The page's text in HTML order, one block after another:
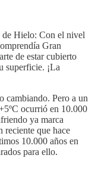
de Hielo: Con el nivel
Gran
de estar cubierto
superficie. ¡La
cambiando. Pero a un
ocurrió en 10.000
ya marca
reciente que hace
10.000 años en
para ello.